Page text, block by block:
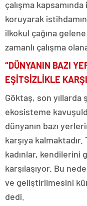
çalışma
koruyarak
ilkokul çağına
zamanlı çalışma
“DÜNYANIN BAZI
EŞİTSİZLİKLE
Göktaş, son
ekosisteme
dünyanın bazı
karşıya
kadınlar,
karşılaşıyor. Bu
ve geliştirilmesini
dedi.